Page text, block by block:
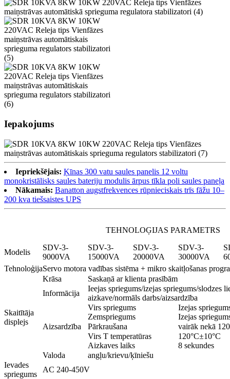
Iepakojums
Iepriekšējais: Ķīnas 300 vatu saules panelis 12 voltu
monokristālisks saules bateriju modulis ārpus tīkla poli saules paneļa
Nākamais: Banatton augstfrekvences rūpnieciskais trīs fāžu 10–
200 kva tiešsaistes UPS
TEHNOLOĢIJAS PARAMETRS
Modelis
SDV-3-
9000VA
SDV-3-
15000VA
SDV-3-
20000VA
SDV-3-
30000VA
TehnoloģijaServo motora vadības sistēma + mikro skaitļošanas
Skaitītāja
displejs
Krāsa
Saskaņā ar klienta prasībām
Informācija
Ieejas spriegums/izejas spriegums/slodzes
aizkave/normāls darbs/aizsardzība
Aizsardzība
Virs spriegums
Izejas
Zemspriegums
Izejas
Pārkraušana
vairāk nekā
Virs T temperatūras
120°C±10°C
Aizkaves laiks
8 sekundes
Valoda
angļu/krievu/ķīniešu
Ievades
spriegums
AC 240-450V